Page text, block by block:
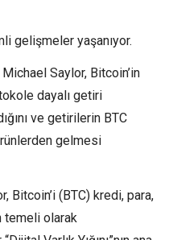
gelişmeler yaşanıyor.
Saylor, Bitcoin’in
dayalı getiri
ve getirilerin BTC
gelmesi
Bitcoin’i (BTC) kredi, para,
temeli olarak